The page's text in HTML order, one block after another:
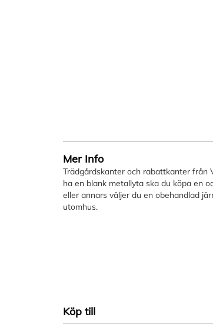
Mer Info
Trädgårdskanter och rabattkanter från
ha en blank metallyta ska du köpa en
eller annars väljer du en obehandlad
utomhus.
Köp till